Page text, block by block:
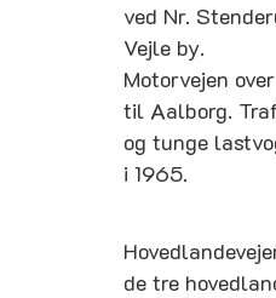
ved Nr.
Vejle by.
Motorvejen
til Aalborg.
og tunge
i 1965.
de tre